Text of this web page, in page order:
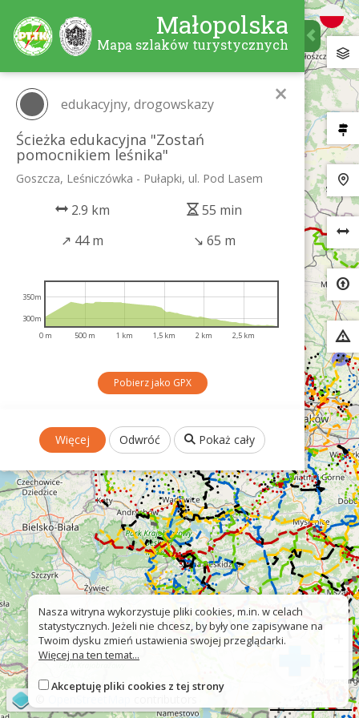
Małopolska
Mapa szlaków turystycznych
×
edukacyjny, drogowskazy
Ścieżka edukacyjna "Zostań
pomocnikiem leśnika"
Goszcza, Leśniczówka - Pułapki, ul. Pod Lasem
2.9 km
55 min
↗ 44 m ↘ 65 m
0 m 500 m 1 km 1,5 km 2 km 2,5 km
300m
350m
Pobierz jako GPX
Więcej Odwróć Pokaż cały
Nasza witryna wykorzystuje pliki cookies, m.in. w celach
statystycznych. Jeżeli nie chcesz, by były one zapisywane na
Twoim dysku zmień ustawienia swojej przeglądarki.
Więcej na ten temat...
Akceptuję pliki cookies z tej strony